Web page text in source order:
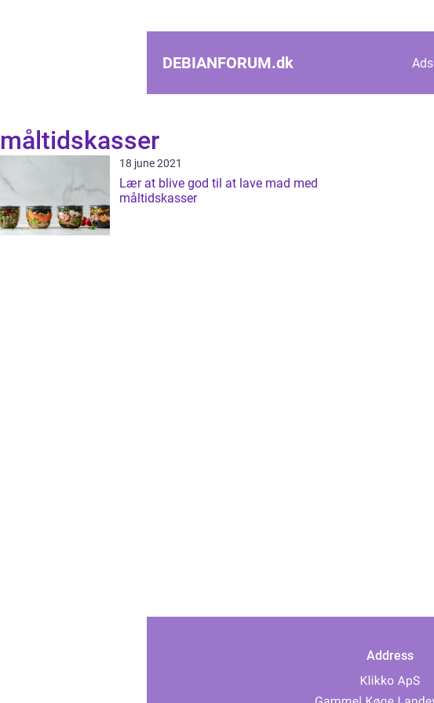
DEBIANFORUM.dk Ads
måltidskasser
18 june 2021
Lær at blive god til at lave mad med
måltidskasser
Address